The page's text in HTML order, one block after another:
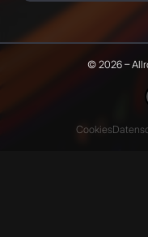
© 2026 –
Cookies